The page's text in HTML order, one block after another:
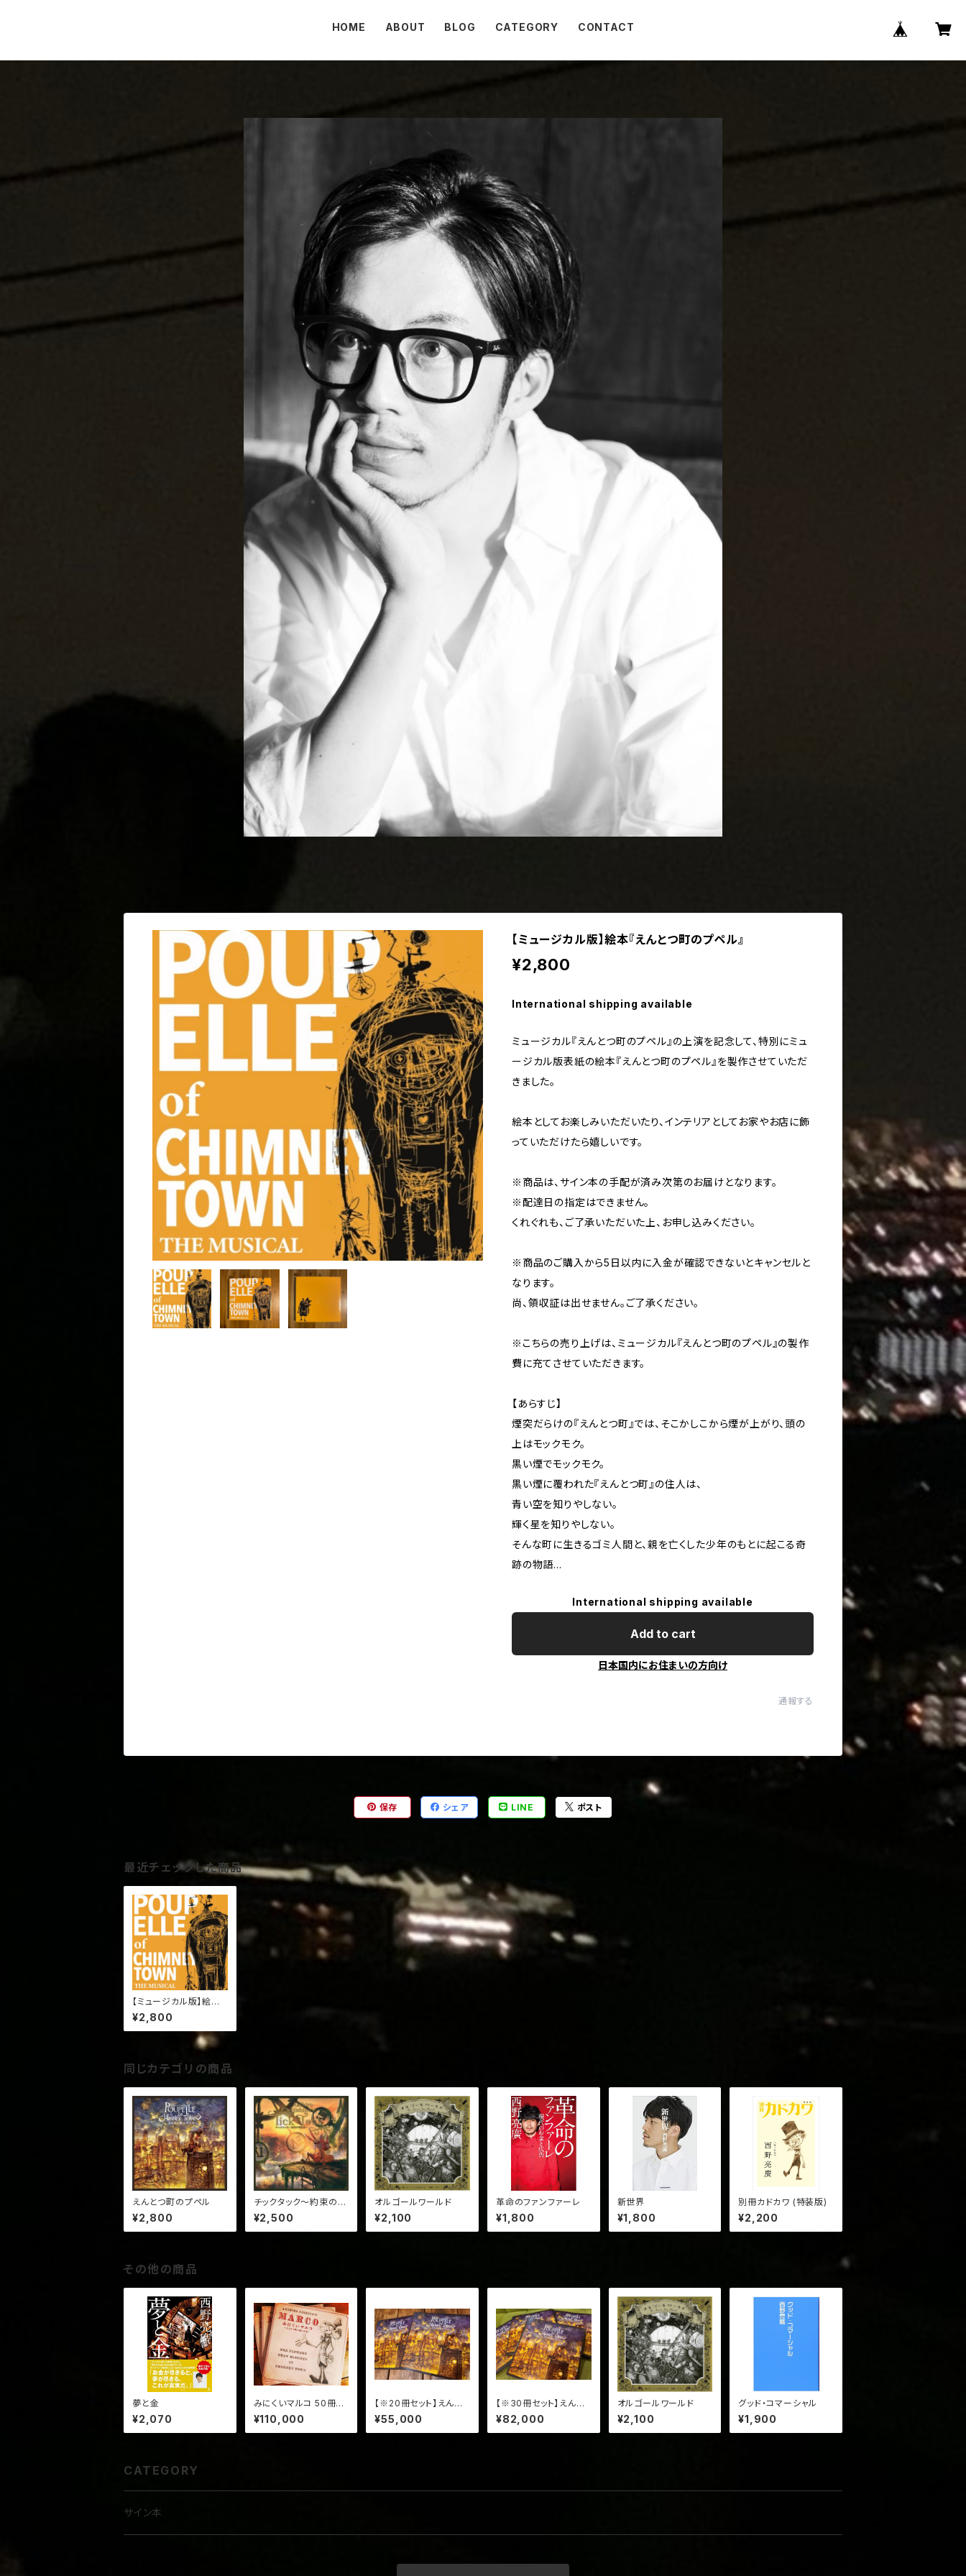
HOME ABOUT BLOG CATEGORY CONTACT
【ミュージカル版】絵本『えんとつ町のプペル』
¥2,800
International shipping available
ミュージカル『えんとつ町のプペル』の上演を記念して、特別にミュ
ージカル版表紙の絵本『えんとつ町のプペル』を製作させていただ
きました。
絵本としてお楽しみいただいたり、インテリアとしてお家やお店に飾
っていただけたら嬉しいです。
※商品は、サイン本の手配が済み次第のお届けとなります。
※配達日の指定はできません。
くれぐれも、ご了承いただいた上、お申し込みください。
※商品のご購入から5日以内に入金が確認できないとキャンセルと
なります。
尚、領収証は出せません。ご了承ください。
※こちらの売り上げは、ミュージカル『えんとつ町のプペル』の製作
費に充てさせていただきます。
【あらすじ】
煙突だらけの『えんとつ町』では、そこかしこから煙が上がり、頭の
上はモックモク。
黒い煙でモックモク。
黒い煙に覆われた『えんとつ町』の住人は、
青い空を知りやしない。
輝く星を知りやしない。
そんな町に生きるゴミ人間と、親を亡くした少年のもとに起こる奇
跡の物語…
International shipping available
Add to cart
日本国内にお住まいの方向け
通報する
保存 シェア LINE ポスト
最近チェックした商品
【ミュージカル版】絵本
『えんとつ町のプペル』
¥2,800
同じカテゴリの商品
えんとつ町のプペル
¥2,800
チックタック～約束の時
計台～
¥2,500
オルゴールワールド
¥2,100
革命のファンファーレ
¥1,800
新世界
¥1,800
別冊カドカワ (特装版)
¥2,200
その他の商品
夢と金
¥2,070
みにくいマルコ 50冊セ
ット(サイン入り・送料込
み)
¥110,000
【※20冊セット】えんと
つ町のプペル (サイン入
り・送料込み)
¥55,000
【※30冊セット】えんと
つ町のプペル (サイン入
り・送料込み)
¥82,000
オルゴールワールド
¥2,100
グッド・コマーシャル
¥1,900
CATEGORY
サイン本